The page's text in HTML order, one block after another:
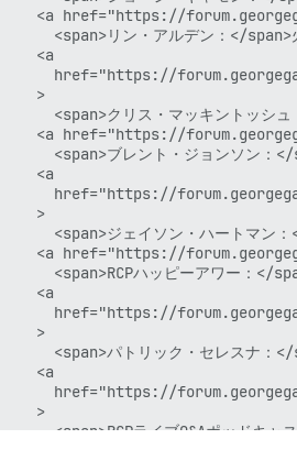
<a href="https://
<span>リン・アルデン：</
    <a
href="https://
    >
<span>クリス・マッキントッシ
<a href="https://
<span>ブレント・ジョンソン：
    <a
href="https://
    >
<span>ジェイソン・ハートマン
<a href="https://
<span>RCPハッピーアワー：</
    <a
href="https://
    >
<span>パトリック・セレスナ：
    <a
href="https://
    >
<span>RCPライブQ&Aポッドキャ